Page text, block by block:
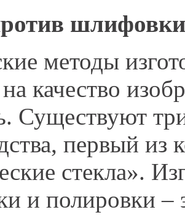
шлифовки
методы
качество
Существуют
первый из
стекла».
и полировки –